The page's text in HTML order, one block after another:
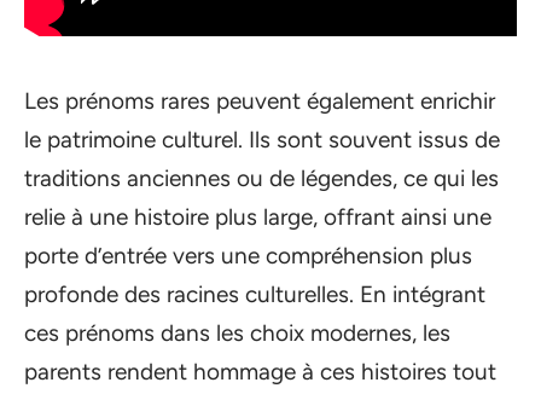
Les prénoms rares peuvent également enrichir
le patrimoine culturel. Ils sont souvent issus de
traditions anciennes ou de légendes, ce qui les
relie à une histoire plus large, offrant ainsi une
porte d’entrée vers une compréhension plus
profonde des racines culturelles. En intégrant
ces prénoms dans les choix modernes, les
parents rendent hommage à ces histoires tout